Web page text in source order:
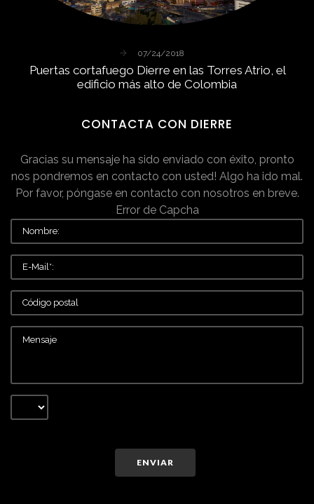
07/24/2018
Puertas cortafuego Dierre en las Torres Atrio, el
edificio más alto de Colombia
CONTACTA CON DIERRE
Gracias su mensaje ha sido enviado con éxito, pronto
nos pondremos en contacto con usted! Algo ha ido mal.
Por favor, póngase en contacto con nosotros en breve.
Error de Capcha
ENVIAR